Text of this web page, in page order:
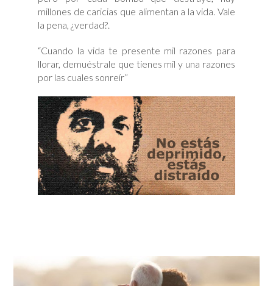
millones de caricias que alimentan a la vida. Vale
la pena, ¿verdad?.
“Cuando la vida te presente mil razones para
llorar, demuéstrale que tienes mil y una razones
por las cuales sonreír”